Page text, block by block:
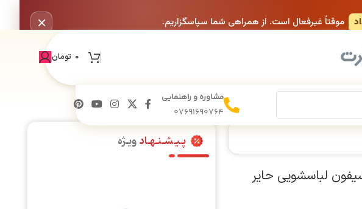
موقتاً غیرفعال است. از همراهی شما سپاسگزاریم. ×
0 تومان
مشاوره و راهنمایی
07691690764
لباسشویی حایر
پـیـشـنـهـادویـژه